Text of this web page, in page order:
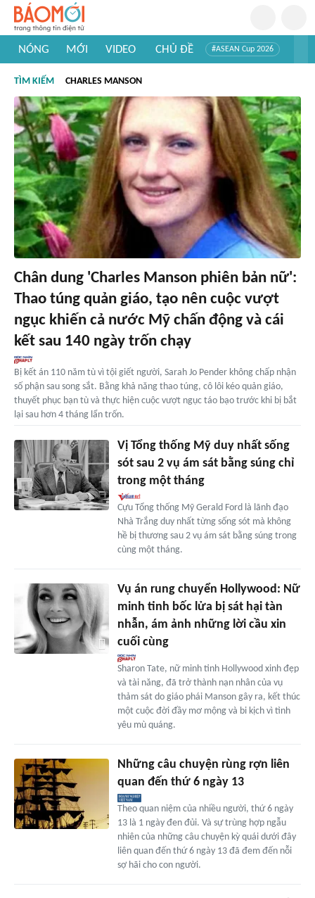
NÓNG MỚI VIDEO CHỦ ĐỀ #ASEAN Cup 2026
#Khám phá thế giới
TÌM KIẾM CHARLES MANSON
Chân dung 'Charles Manson phiên bản nữ':
Thao túng quản giáo, tạo nên cuộc vượt
ngục khiến cả nước Mỹ chấn động và cái
kết sau 140 ngày trốn chạy
Bị kết án 110 năm tù vì tội giết người, Sarah Jo Pender không chấp nhận
số phận sau song sắt. Bằng khả năng thao túng, cô lôi kéo quản giáo,
thuyết phục bạn tù và thực hiện cuộc vượt ngục táo bạo trước khi bị bắt
lại sau hơn 4 tháng lẩn trốn.
Vị Tổng thống Mỹ duy nhất sống
sót sau 2 vụ ám sát bằng súng chỉ
trong một tháng
Cựu Tổng thống Mỹ Gerald Ford là lãnh đạo
Nhà Trắng duy nhất từng sống sót mà không
hề bị thương sau 2 vụ ám sát bằng súng trong
cùng một tháng.
Vụ án rung chuyển Hollywood: Nữ
minh tinh bốc lửa bị sát hại tàn
nhẫn, ám ảnh những lời cầu xin
cuối cùng
Sharon Tate, nữ minh tinh Hollywood xinh đẹp
và tài năng, đã trở thành nạn nhân của vụ
thảm sát do giáo phái Manson gây ra, kết thúc
một cuộc đời đầy mơ mộng và bi kịch vì tình
yêu mù quáng.
Những câu chuyện rùng rợn liên
quan đến thứ 6 ngày 13
Theo quan niệm của nhiều người, thứ 6 ngày
13 là 1 ngày đen đủi. Và sự trùng hợp ngẫu
nhiên của những câu chuyện kỳ quái dưới đây
liên quan đến thứ 6 ngày 13 đã đem đến nỗi
sợ hãi cho con người.